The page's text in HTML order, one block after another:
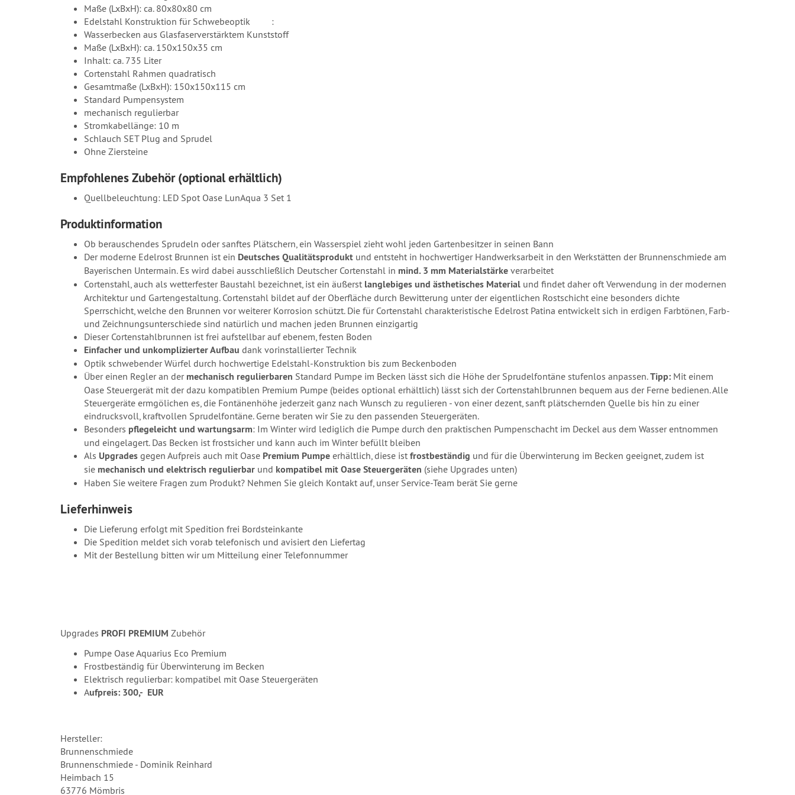
Maße (LxBxH): ca. 80x80x80 cm
Edelstahl Konstruktion für Schwebeoptik :
Wasserbecken aus Glasfaserverstärktem Kunststoff
Maße (LxBxH): ca. 150x150x35 cm
Inhalt: ca. 735 Liter
Cortenstahl Rahmen quadratisch
Gesamtmaße (LxBxH): 150x150x115 cm
Standard Pumpensystem
mechanisch regulierbar
Stromkabellänge: 10 m
Schlauch SET Plug and Sprudel
Ohne Ziersteine
Empfohlenes Zubehör (optional erhältlich)
Quellbeleuchtung: LED Spot Oase LunAqua 3 Set 1
Produktinformation
Ob berauschendes Sprudeln oder sanftes Plätschern, ein Wasserspiel zieht wohl jeden Gartenbesitzer in seinen Bann
Der moderne Edelrost Brunnen ist ein Deutsches Qualitätsprodukt und entsteht in hochwertiger Handwerksarbeit in den Werkstätten der Brunnenschmiede am
Bayerischen Untermain. Es wird dabei ausschließlich Deutscher Cortenstahl in mind. 3 mm Materialstärke verarbeitet
Cortenstahl, auch als wetterfester Baustahl bezeichnet, ist ein äußerst langlebiges und ästhetisches Material und findet daher oft Verwendung in der modernen
Architektur und Gartengestaltung. Cortenstahl bildet auf der Oberfläche durch Bewitterung unter der eigentlichen Rostschicht eine besonders dichte
Sperrschicht, welche den Brunnen vor weiterer Korrosion schützt. Die für Cortenstahl charakteristische Edelrost Patina entwickelt sich in erdigen Farbtönen, Farb-
und Zeichnungsunterschiede sind natürlich und machen jeden Brunnen einzigartig
Dieser Cortenstahlbrunnen ist frei aufstellbar auf ebenem, festen Boden
Einfacher und unkomplizierter Aufbau dank vorinstallierter Technik
Optik schwebender Würfel durch hochwertige Edelstahl-Konstruktion bis zum Beckenboden
Über einen Regler an der mechanisch regulierbaren Standard Pumpe im Becken lässt sich die Höhe der Sprudelfontäne stufenlos anpassen.Tipp: Mit einem
Oase Steuergerät mit der dazu kompatiblen Premium Pumpe (beides optional erhältlich) lässt sich der Cortenstahlbrunnen bequem aus der Ferne bedienen. Alle
Steuergeräte ermgölichen es, die Fontänenhöhe jederzeit ganz nach Wunsch zu regulieren - von einer dezent, sanft plätschernden Quelle bis hin zu einer
eindrucksvoll, kraftvollen Sprudelfontäne. Gerne beraten wir Sie zu den passenden Steuergeräten.
Besonders pflegeleicht und wartungsarm: Im Winter wird lediglich die Pumpe durch den praktischen Pumpenschacht im Deckel aus dem Wasser entnommen
und eingelagert. Das Becken ist frostsicher und kann auch im Winter befüllt bleiben
Als Upgrades gegen Aufpreis auch mit Oase Premium Pumpe erhältlich, diese ist frostbeständig und für die Überwinterung im Becken geeignet, zudem ist
sie mechanisch und elektrisch regulierbar und kompatibel mit Oase Steuergeräten (siehe Upgrades unten)
Haben Sie weitere Fragen zum Produkt? Nehmen Sie gleich Kontakt auf, unser Service-Team berät Sie gerne
Lieferhinweis
Die Lieferung erfolgt mit Spedition frei Bordsteinkante
Die Spedition meldet sich vorab telefonisch und avisiert den Liefertag
Mit der Bestellung bitten wir um Mitteilung einer Telefonnummer
Upgrades PROFI PREMIUM Zubehör
Pumpe Oase Aquarius Eco Premium
Frostbeständig für Überwinterung im Becken
Elektrisch regulierbar: kompatibel mit Oase Steuergeräten
Aufpreis: 300,- EUR
Hersteller:
Brunnenschmiede
Brunnenschmiede - Dominik Reinhard
Heimbach 15
63776 Mömbris